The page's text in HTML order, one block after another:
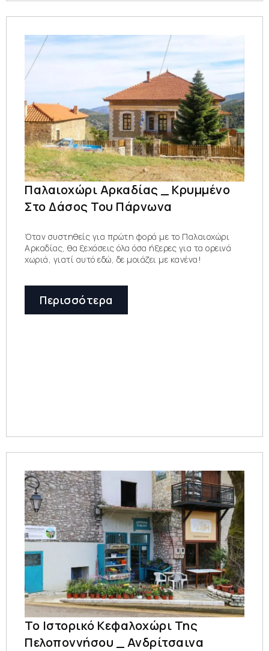
Παλαιοχώρι Αρκαδίας _ Κρυμμένο
Στο Δάσος Του Πάρνωνα
Όταν συστηθείς για πρώτη φορά με το Παλαιοχώρι
Αρκαδίας, θα ξεχάσεις όλα όσα ήξερες για τα ορεινά
χωριά, γιατί αυτό εδώ, δε μοιάζει με κανένα!
Περισσότερα
Το Ιστορικό Κεφαλοχώρι Της
Πελοποννήσου _ Ανδρίτσαινα